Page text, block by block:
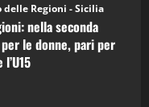
delle Regioni - Sicilia
nella seconda
le donne, pari per